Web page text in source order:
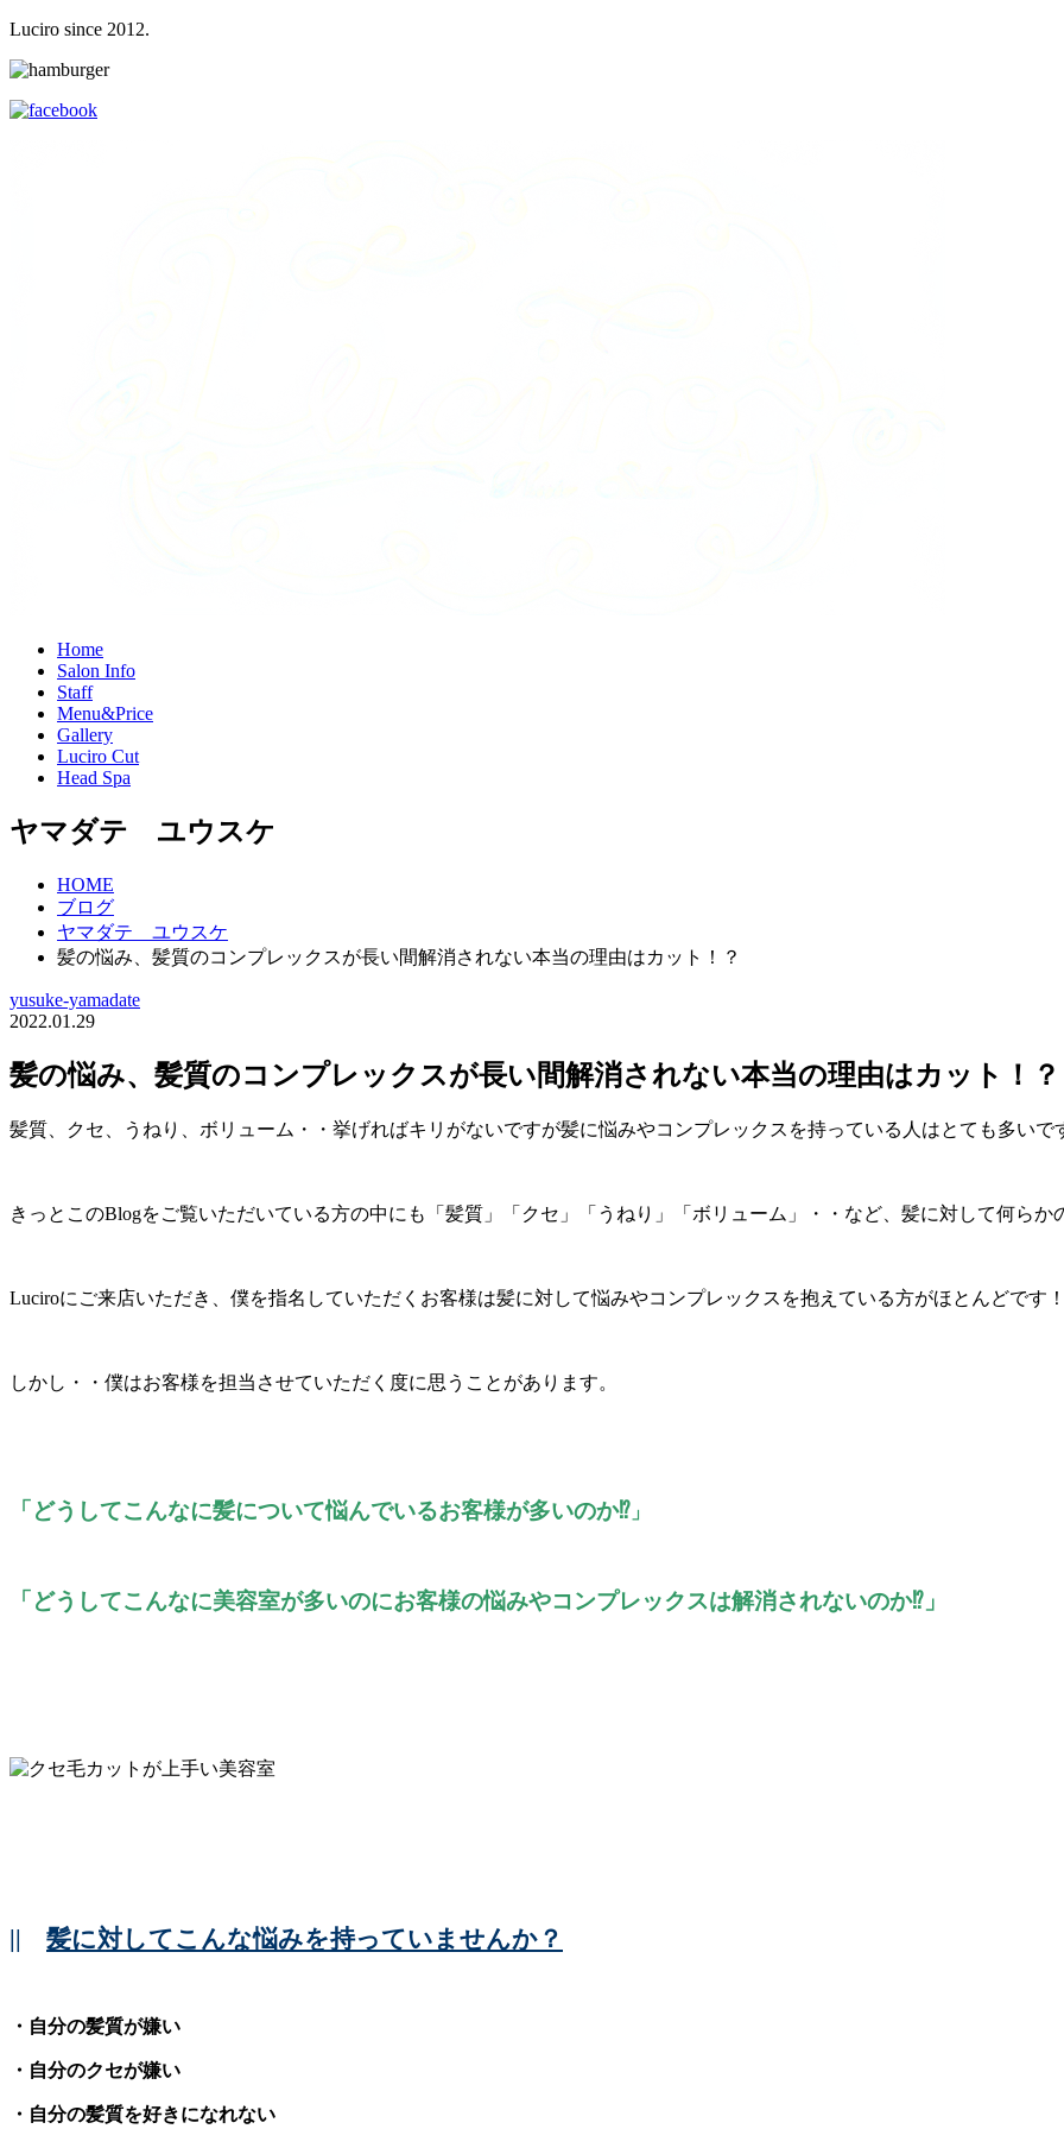
Luciro since 2012.
Home
Salon Info
Staff
Menu&Price
Gallery
Luciro Cut
Head Spa
ヤマダテ ユウスケ
HOME
ブログ
ヤマダテ ユウスケ
髪の悩み、髪質のコンプレックスが長い間解消されない本当の理由はカット！？
yusuke-yamadate
2022.01.29
髪の悩み、髪質のコンプレックスが長い間解消されない本当の理由はカット！？
髪質、クセ、うねり、ボリューム・・挙げればキリがないですが髪に悩みやコンプレックスを持っている人はとても多いで
きっとこのBlogをご覧いただいている方の中にも「髪質」「クセ」「うねり」「ボリューム」・・など、髪に対して何ら
Luciroにご来店いただき、僕を指名していただくお客様は髪に対して悩みやコンプレックスを抱えている方がほとんどです
しかし・・僕はお客様を担当させていただく度に思うことがあります。
「どうしてこんなに髪について悩んでいるお客様が多いのか⁉ 」
「どうしてこんなに美容室が多いのにお客様の悩みやコンプレックスは解消されないのか⁉」
|| 髪に対してこんな悩みを持っていませんか？
・自分の髪質が嫌い
・自分のクセが嫌い
・自分の髪質を好きになれない